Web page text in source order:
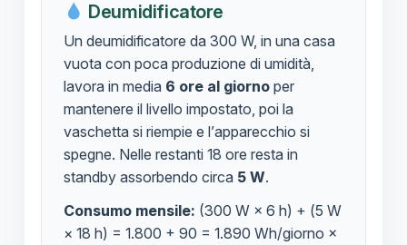
Deumidificatore
Un deumidificatore da 300 W, in una casa
vuota con poca produzione di umidità,
lavora in media 6 ore al giornoper
mantenere il livello impostato, poi la
vaschetta si riempie e l’apparecchio si
spegne. Nelle restanti 18 ore resta in
standby assorbendo circa 5 W.
Consumo mensile: (300 W × 6 h) + (5 W
× 18 h) = 1.800 + 90 = 1.890 Wh/giorno ×